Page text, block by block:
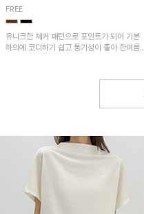
FREE
유니크한 체커 패턴으로 포인트가 되어 기본
하의에 코디하기 쉽고 통기성이 좋아 한여름에